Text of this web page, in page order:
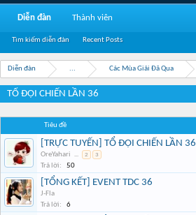
Diễn đàn ... Các Mùa Giải Đã Qua
TỔ ĐỘI CHIẾN LẦN 36
Tiêu đề
[TRỰC TUYẾN] TỔ ĐỘI CHIẾN LẦN 36
OreYahari ... 2 3
Trả lời: 50
[TỔNG KẾT] EVENT TDC 36
J-Fla
Trả lời:
6
Diễn đàn
Tìm kiếm diễn đàn Recent Posts
Thành viên